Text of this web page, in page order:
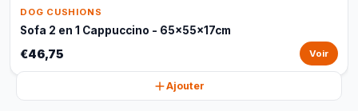
DOG CUSHIONS
Sofa 2 en 1 Cappuccino - 65x55x17cm
€46,75 Voir
Ajouter